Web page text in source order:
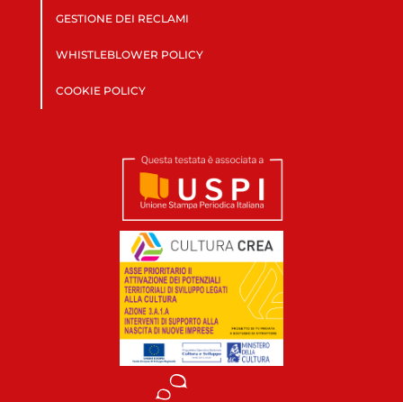
GESTIONE DEI RECLAMI
WHISTLEBLOWER POLICY
COOKIE POLICY